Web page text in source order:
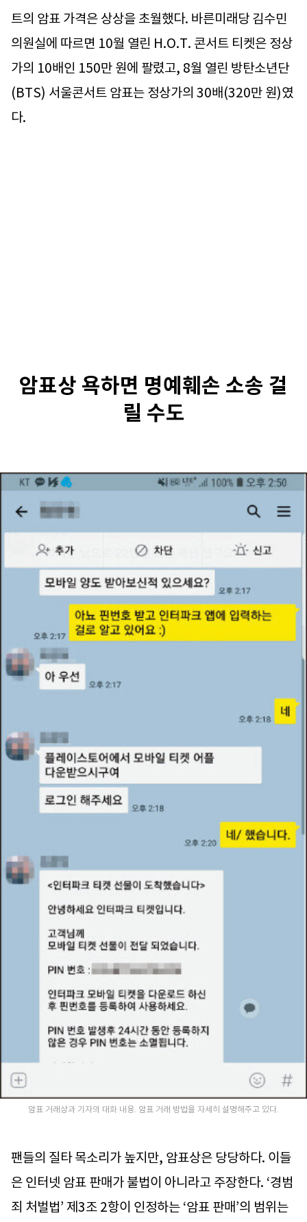
트의 암표 가격은 상상을 초월했다. 바른미래당 김수민
의원실에 따르면 10월 열린 H.O.T. 콘서트 티켓은 정상
가의 10배인 150만 원에 팔렸고, 8월 열린 방탄소년단
(BTS) 서울콘서트 암표는 정상가의 30배(320만 원)였
다.
암표상 욕하면 명예훼손 소송 걸
릴 수도
암표 거래상과 기자의 대화 내용. 암표 거래 방법을 자세히 설명해주고 있다.
팬들의 질타 목소리가 높지만, 암표상은 당당하다. 이들
은 인터넷 암표 판매가 불법이 아니라고 주장한다. ‘경범
죄 처벌법’ 제3조 2항이 인정하는 ‘암표 판매’의 범위는